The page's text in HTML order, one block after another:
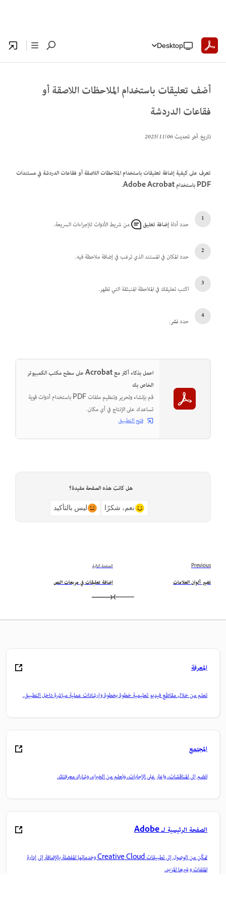
Desktop
أضف تعليقات باستخدام الملاحظات اللاصقة أو
فقاعات الدردشة
تاريخ آخر تحديث06‏/11‏/2025
تعرف على كيفية إضافة تعليقات باستخدام الملاحظات اللاصقة أو فقاعات الدردشة في مستندات
PDF باستخدام Adobe Acrobat.
حدد أداةإضافة تعليق من شريط الأدوات للإجراءات السريعة.
حدد المكان في المستند الذي ترغب في إضافة ملاحظة فيه.
اكتب تعليقك في الملاحظة المنبثقة التي تظهر.
حددنشر.
اعمل بذكاء أكثر مع Acrobat على سطح مكتب الكمبيوتر
الخاص بك
قم بإنشاء وتحرير وتنظيم ملفات PDF باستخدام أدوات قوية
تساعدك على الإنتاج في أي مكان.
فتح التطبيق
هل كانت هذه الصفحة مفيدة؟
نعم، شكرًا ليس بالتأكيد
Previous
تغيير ألوان العلامات
الصفحة التالية
إضافة تعليقات في مربعات النص
المعرفة
تعلم من خلال مقاطع فيديو تعليمية خطوة بخطوة وإرشادات عملية مباشرة داخل التطبيق.
المجتمع
انضم إلى المناقشات، واعثر على الإجابات، وتعلم من الخبراء، وشارك معرفتك.
الصفحة الرئيسية لـ Adobe
تمكّن من الوصول إلى تطبيقات Creative Cloud وخدماتها المفضلة بالإضافة إلى إدارة
الملفات وغيرها المزيد.